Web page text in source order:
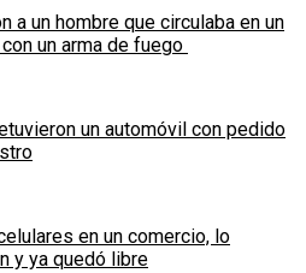
a un hombre que circulaba en un
un arma de fuego
un automóvil con pedido
en un comercio, lo
y ya quedó libre